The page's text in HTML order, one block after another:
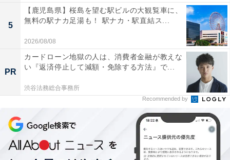
5
【鹿児島県】桜島を望む駅ビルの大観覧車に、
無料の駅ナカ足湯も！ 駅ナカ・駅直結ス...
2026/08/08
PR
カードローン地獄の人は、消費者金融が教えな
い『返済停止して減額・免除する方法』で...
渋谷法務総合事務所
Recommended by